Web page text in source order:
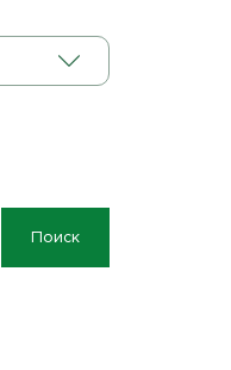
Поиск